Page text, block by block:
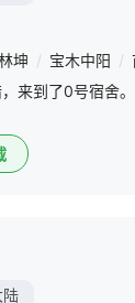
坤 / 宝木中阳 /
陆